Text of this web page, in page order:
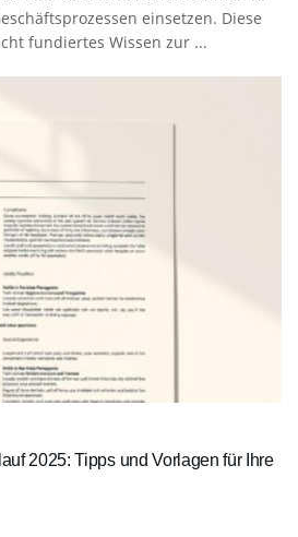
einsetzen. Diese
fundiertes Wissen zur ...
2025: Tipps und Vorlagen für Ihre